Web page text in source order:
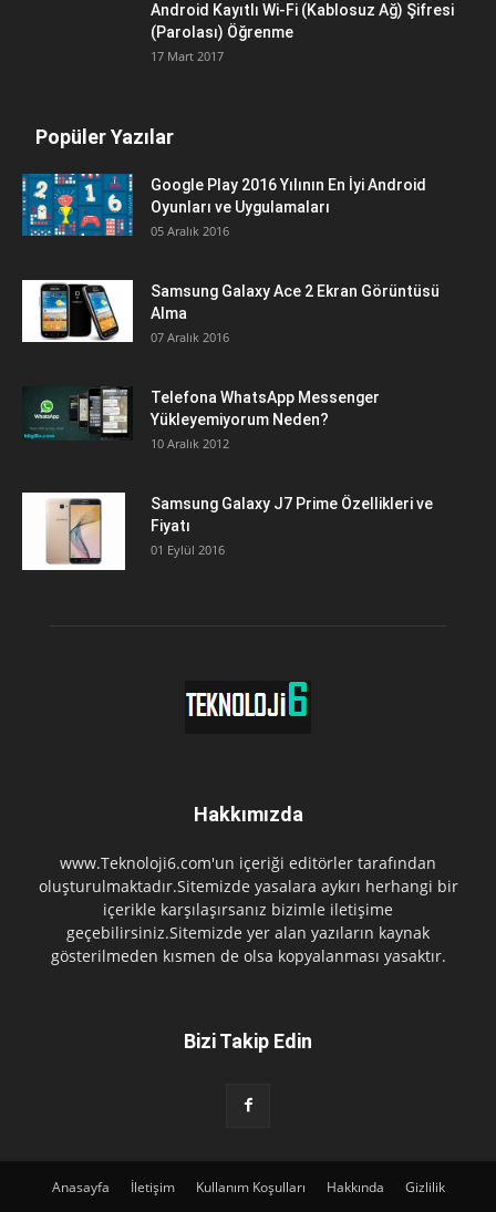
Android Kayıtlı Wi-Fi (Kablosuz Ağ) Şifresi
(Parolası) Öğrenme
17 Mart 2017
Popüler Yazılar
Google Play 2016 Yılının En İyi Android
Oyunları ve Uygulamaları
05 Aralık 2016
Samsung Galaxy Ace 2 Ekran Görüntüsü
Alma
07 Aralık 2016
Telefona WhatsApp Messenger
Yükleyemiyorum Neden?
10 Aralık 2012
Samsung Galaxy J7 Prime Özellikleri ve
Fiyatı
01 Eylül 2016
Hakkımızda
www.Teknoloji6.com'un içeriği editörler tarafından
oluşturulmaktadır.Sitemizde yasalara aykırı herhangi bir
içerikle karşılaşırsanız bizimle iletişime
geçebilirsiniz.Sitemizde yer alan yazıların kaynak
gösterilmeden kısmen de olsa kopyalanması yasaktır.
Bizi Takip Edin
Anasayfa İletişim Kullanım Koşulları Hakkında Gizlilik